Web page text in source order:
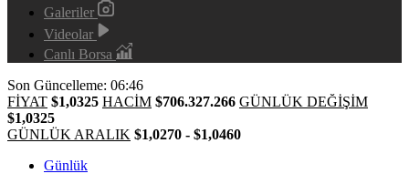
Galeriler
Videolar
Canlı Borsa
Son Güncelleme: 06:46
FİYAT $1,0325 HACİM $706.327.266 GÜNLÜK DEĞİŞİM
$1,0325
GÜNLÜK ARALIK $1,0270 - $1,0460
Günlük